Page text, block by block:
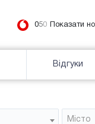
050 Показати
Відгуки
Мiсто